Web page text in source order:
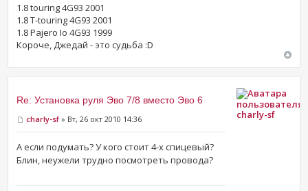
1.8 touring 4G93 2001
1.8 T-touring 4G93 2001
1.8 Pajero Io 4G93 1999
Короче, Джедай - это судьба :D
Re: Установка руля Эво 7/8 вместо Эво 6
charly-sf » Вт, 26 окт 2010 14:36
А если подумать? У кого стоит 4-х спицевый?
Блин, неужели трудно посмотреть провода?
charly-sf